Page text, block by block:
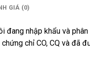
GIÁ (0)
đang nhập khẩu và
chỉ CO, CQ và đã